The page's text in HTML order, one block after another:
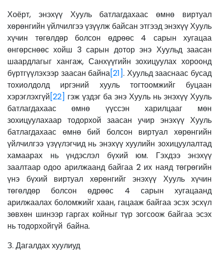
Хоёрт, энэхүү Хууль батлагдахаас өмнө виртуал
хөрөнгийн үйлчилгээ үзүүлж байсан этгээд энэхүү Хууль
хүчин төгөлдөр болсон өдрөөс 4 сарын хугацаа
өнгөрснөөс хойш 3 сарын дотор энэ Хуульд заасан
шаардлагыг хангаж, Санхүүгийн зохицуулах хороонд
бүртгүүлэхээр заасан байна[21]. Хуульд зааснаас бусад
тохиолдолд иргэний хууль тогтоомжийг буцаан
хэрэглэхгүй[22] гэж үздэг ба энэ Хууль нь энэхүү Хууль
батлагдахаас өмнө үүссэн харилцааг мөн
зохицуулахаар тодорхой заасан учир энэхүү Хууль
батлагдахаас өмнө бий болсон виртуал хөрөнгийн
үйлчилгээ үзүүлэгчид нь энэхүү хуулийн зохицуулалтад
хамаарах нь үндэслэл бүхий юм. Гэхдээ энэхүү
заалтаар одоо арилжаанд байгаа 2 их наяд төгрөгийн
үнэ бүхий виртуал хөрөнгийг энэхүү Хууль хүчин
төгөлдөр болсон өдрөөс 4 сарын хугацаанд
арилжаалах боломжийг хаан, гацааж байгаа эсэх эсхүл
зөвхөн шинээр гаргах койныг түр зогсоож байгаа эсэх
нь тодорхойгүй байна.
З. Дагалдах хуулиуд